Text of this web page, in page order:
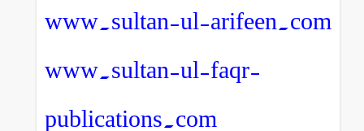
www.sultan-ul-arifeen.com
www.sultan-ul-faqr-
publications.com